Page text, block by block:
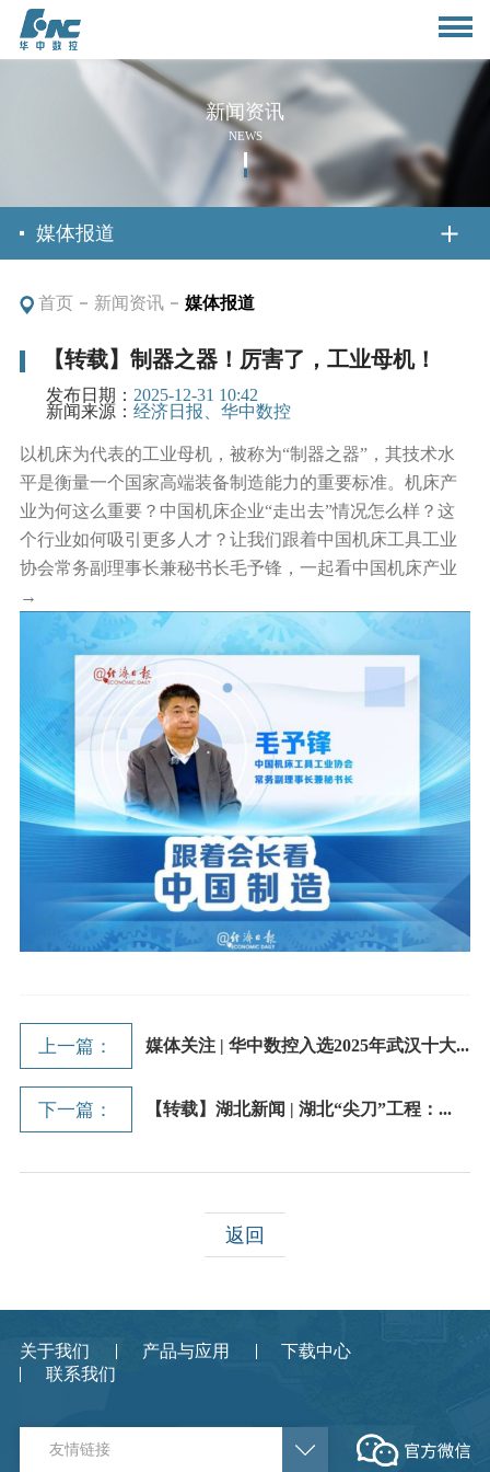
首页
关于我们
组织架构
企业文化
员工风采
新闻资讯
公司动态
行业动态
媒体报道
公示公告
视频中心
产品与应用
产品中心
技术分享
投资者关系
投资者提问
法制宣传
投教园地
联系我们
销售与服务网络
在线留言
人力资源
新闻资讯
NEWS
媒体报道
首页 新闻资讯 媒体报道
【转载】制器之器！厉害了，工业母机！
发布日期： 2025-12-31 10:42
新闻来源： 经济日报、华中数控
以机床为代表的工业母机，被称为“制器之器”，其技术水
平是衡量一个国家高端装备制造能力的重要标准。机床产
业为何这么重要？中国机床企业“走出去”情况怎么样？这
个行业如何吸引更多人才？让我们跟着中国机床工具工业
协会常务副理事长兼秘书长毛予锋，一起看中国机床产业
→
上一篇： 媒体关注 | 华中数控入选2025年武汉十大...
下一篇： 【转载】湖北新闻 | 湖北“尖刀”工程：...
返回
关于我们 产品与应用
下载中心
联系我们
友情链接